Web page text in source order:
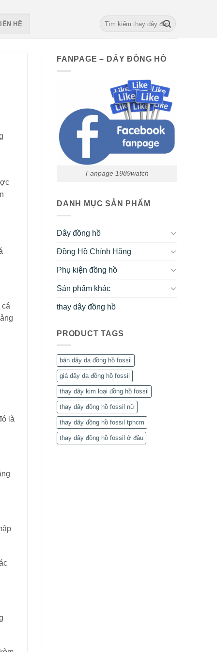
HỆ
Search
for:
cá
là
FANPAGE – DÂY ĐỒNG HỒ
Fanpage 1989watch
DANH MỤC SẢN PHẨM
Dây đồng hồ
Đồng Hồ Chính Hãng
Phụ kiện đồng hồ
Sản phẩm khác
thay dây đồng hồ
PRODUCT TAGS
bán dây da đồng hồ fossil
giá dây da đồng hồ fossil
thay dây kim loại đồng hồ fossil
thay dây đồng hồ fossil nữ
thay dây đồng hồ fossil tphcm
thay dây đồng hồ fossil ở đâu